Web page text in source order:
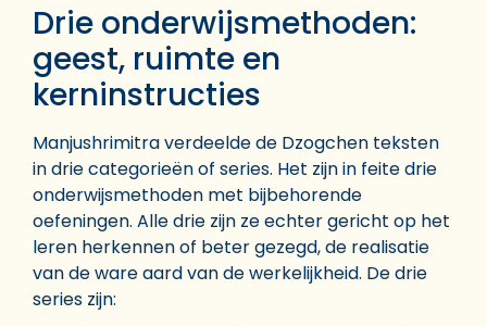
Drie onderwijsmethoden:
geest, ruimte en
kerninstructies
Manjushrimitra verdeelde de Dzogchen teksten
in drie categorieën of series. Het zijn in feite drie
onderwijsmethoden met bijbehorende
oefeningen. Alle drie zijn ze echter gericht op het
leren herkennen of beter gezegd, de realisatie
van de ware aard van de werkelijkheid. De drie
series zijn: